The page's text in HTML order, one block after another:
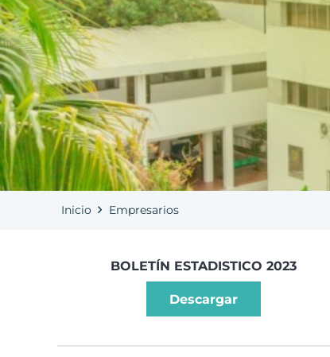
Inicio Empresarios
BOLETÍN ESTADISTICO 2023
Descargar